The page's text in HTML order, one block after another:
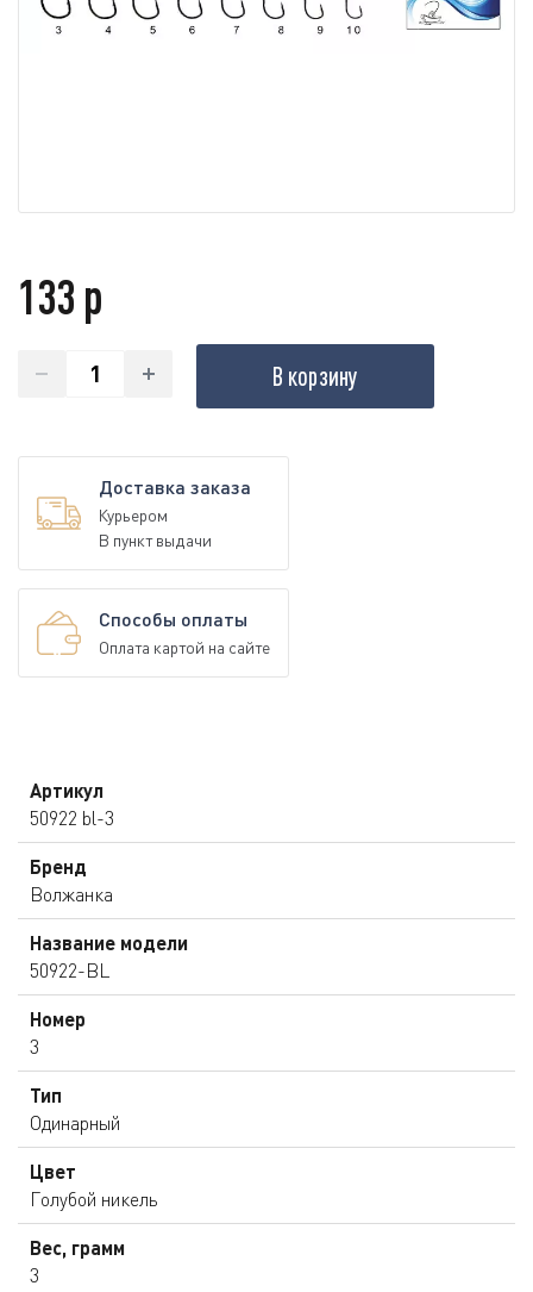
133 р
В корзину
Доставка заказа
Курьером
В пункт выдачи
Способы оплаты
Оплата картой на сайте
Артикул
50922 bl-3
Бренд
Волжанка
Название модели
50922-BL
Номер
3
Тип
Одинарный
Цвет
Голубой никель
Вес, грамм
3